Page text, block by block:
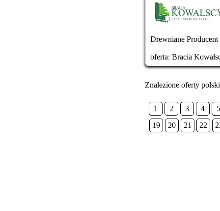
Drewniane
oferta: Bracia
Znalezione oferty
1 2 3 4
5
19
20 21 22